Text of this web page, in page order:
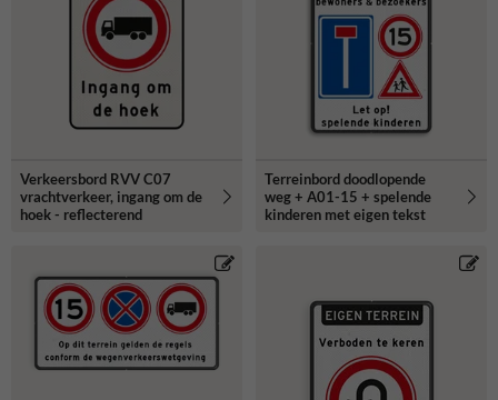
Verkeersbord RVV C07
vrachtverkeer, ingang om de
hoek - reflecterend
Terreinbord doodlopende
weg + A01-15 + spelende
kinderen met eigen tekst